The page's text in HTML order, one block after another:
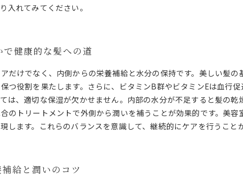
入れてみてください。
健康的な髪への道
だけでなく、内側からの栄養補給と水分の保持です。美しい髪
つ役割を果たします。さらに、ビタミンB群やビタミンEは血行
は、適切な保湿が欠かせません。内部の水分が不足すると髪の
のトリートメントで外側から潤いを補うことが効果的です。美
ます。これらのバランスを意識して、継続的にケアを行うこと
給と潤いのコツ